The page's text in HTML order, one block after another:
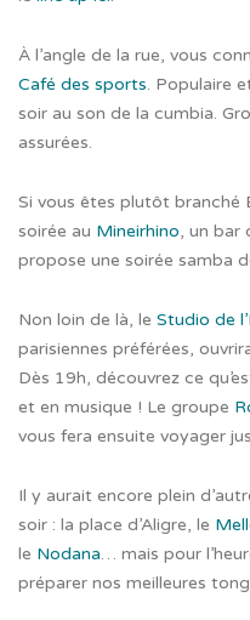
À l’angle de la rue, vous
Café des sports. Populaire
soir au son de la cumbia.
assurées.
Si vous êtes plutôt branché
soirée au Mineirhino, un bar
propose une soirée samba
Non loin de là, le Studio de
parisiennes préférées,
Dès 19h, découvrez ce
et en musique ! Le groupe
vous fera ensuite voyager
Il y aurait encore plein
soir : la place d’Aligre, le
le Nodana… mais pour
préparer nos meilleures